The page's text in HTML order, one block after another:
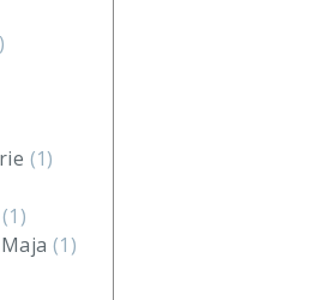
(1)
(1)
(1)